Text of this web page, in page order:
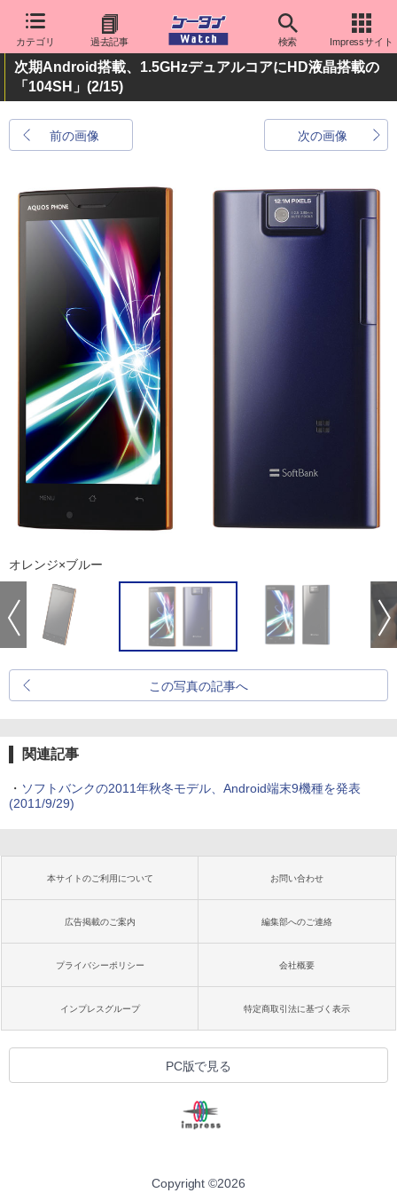
カテゴリ 過去記事 検索 Impressサイト
次期Android搭載、1.5GHzデュアルコアにHD液晶搭載の
「104SH」 (2/15)
前の画像 次の画像
オレンジ×ブルー
この写真の記事へ
関連記事
・ ソフトバンクの2011年秋冬モデル、Android端末9機種を発表
(2011/9/29)
本サイトのご利用について お問い合わせ
広告掲載のご案内 編集部へのご連絡
プライバシーポリシー 会社概要
インプレスグループ 特定商取引法に基づく表示
PC版で見る
Copyright ©2026